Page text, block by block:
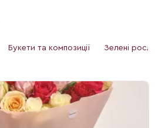
Букети та композиції Зелені